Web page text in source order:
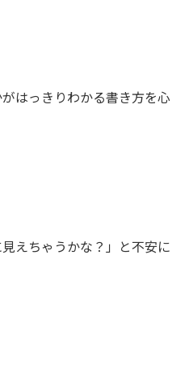
はっきりわかる書き方を心
えちゃうかな？」と不安に